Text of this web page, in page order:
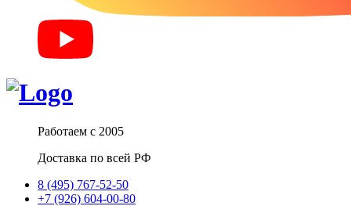
Работаем с 2005
Доставка по всей РФ
8 (495) 767-52-50
+7 (926) 604-00-80